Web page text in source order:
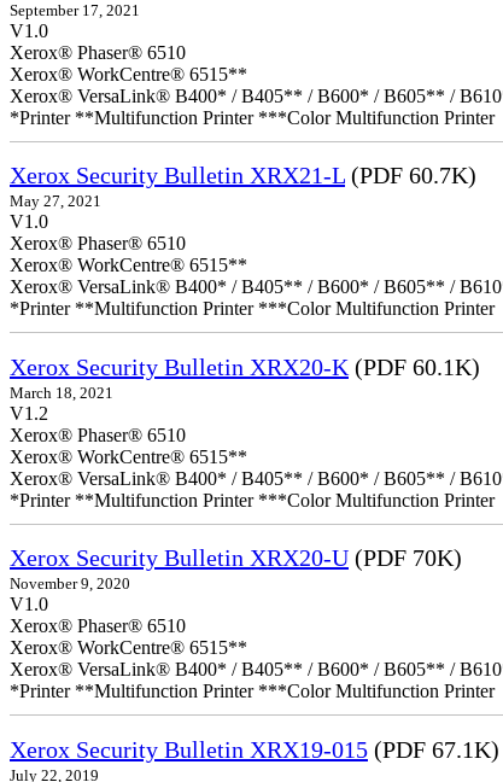
September 17, 2021
V1.0
Xerox® Phaser® 6510
Xerox® WorkCentre® 6515**
Xerox® VersaLink® B400* / B405** / B600* / B605** /
*Printer **Multifunction Printer ***Color Multifunction Printer
Xerox Security Bulletin XRX21-L (PDF 60.7K)
May 27, 2021
V1.0
Xerox® Phaser® 6510
Xerox® WorkCentre® 6515**
Xerox® VersaLink® B400* / B405** / B600* / B605** /
*Printer **Multifunction Printer ***Color Multifunction Printer
Xerox Security Bulletin XRX20-K (PDF 60.1K)
March 18, 2021
V1.2
Xerox® Phaser® 6510
Xerox® WorkCentre® 6515**
Xerox® VersaLink® B400* / B405** / B600* / B605** /
*Printer **Multifunction Printer ***Color Multifunction Printer
Xerox Security Bulletin XRX20-U (PDF 70K)
November 9, 2020
V1.0
Xerox® Phaser® 6510
Xerox® WorkCentre® 6515**
Xerox® VersaLink® B400* / B405** / B600* / B605** /
*Printer **Multifunction Printer ***Color Multifunction Printer
Xerox Security Bulletin XRX19-015 (PDF 67.1K)
July 22, 2019